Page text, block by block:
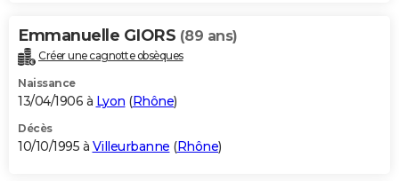
Emmanuelle GIORS (89 ans)
Créer une cagnotte obsèques
Naissance
13/04/1906 à Lyon (Rhône)
Décès
10/10/1995 à Villeurbanne (Rhône)